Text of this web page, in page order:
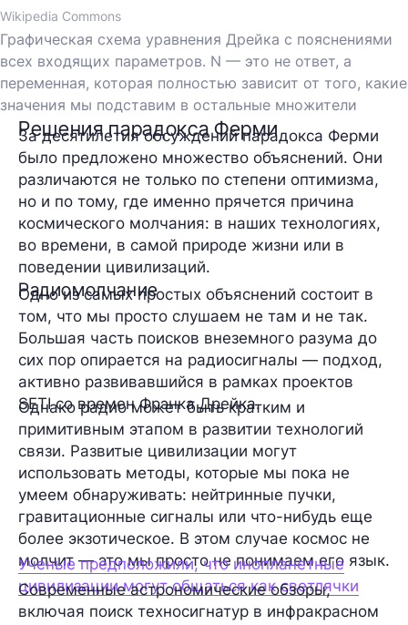
Wikipedia Commons
Графическая схема уравнения Дрейка с пояснениями
всех входящих параметров. N — это не ответ, а
переменная, которая полностью зависит от того, какие
значения мы подставим в остальные множители
Решения парадокса Ферми
За десятилетия обсуждений парадокса Ферми
было предложено множество объяснений. Они
различаются не только по степени оптимизма,
но и по тому, где именно прячется причина
космического молчания: в наших технологиях,
во времени, в самой природе жизни или в
поведении цивилизаций.
Радиомолчание
Одно из самых простых объяснений состоит в
том, что мы просто слушаем не там и не так.
Большая часть поисков внеземного разума до
сих пор опирается на радиосигналы — подход,
активно развивавшийся в рамках проектов
SETI со времен Фрэнка Дрейка.
Однако радио может быть кратким и
примитивным этапом в развитии технологий
связи. Развитые цивилизации могут
использовать методы, которые мы пока не
умеем обнаруживать: нейтринные пучки,
гравитационные сигналы или что-нибудь еще
более экзотическое. В этом случае космос не
молчит — это мы просто не понимаем его язык.
Ученые предположили, что инопланетные
цивилизации могут общаться как светлячки
Современные астрономические обзоры,
включая поиск техносигнатур в инфракрасном